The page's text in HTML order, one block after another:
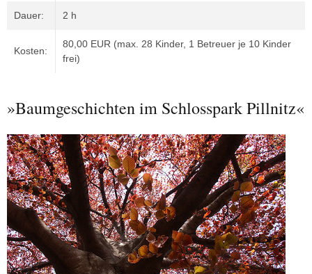
Dauer: 2 h
Kosten:
80,00 EUR (max. 28 Kinder, 1 Betreuer je 10 Kinder
frei)
»Baumgeschichten im Schlosspark Pillnitz«